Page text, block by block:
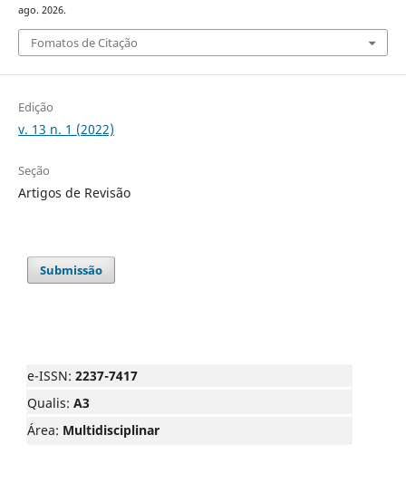
ago. 2026.
Fomatos de Citação
Edição
v. 13 n. 1 (2022)
Seção
Artigos de Revisão
Submissão
e-ISSN: 2237-7417
Qualis: A3
Área: Multidisciplinar